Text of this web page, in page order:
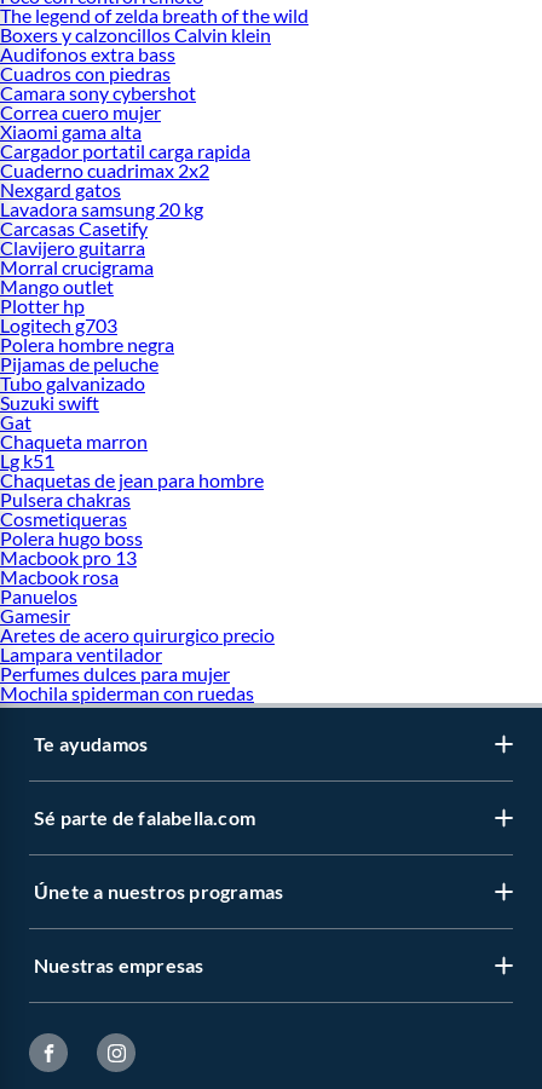
The legend of zelda breath of the wild
Boxers y calzoncillos Calvin klein
Audifonos extra bass
Cuadros con piedras
Camara sony cybershot
Correa cuero mujer
Xiaomi gama alta
Cargador portatil carga rapida
Cuaderno cuadrimax 2x2
Nexgard gatos
Lavadora samsung 20 kg
Carcasas Casetify
Clavijero guitarra
Morral crucigrama
Mango outlet
Plotter hp
Logitech g703
Polera hombre negra
Pijamas de peluche
Tubo galvanizado
Suzuki swift
Gat
Chaqueta marron
Lg k51
Chaquetas de jean para hombre
Pulsera chakras
Cosmetiqueras
Polera hugo boss
Macbook pro 13
Macbook rosa
Panuelos
Gamesir
Aretes de acero quirurgico precio
Lampara ventilador
Perfumes dulces para mujer
Mochila spiderman con ruedas
Te ayudamos
Sé parte de falabella.com
Únete a nuestros programas
Nuestras empresas